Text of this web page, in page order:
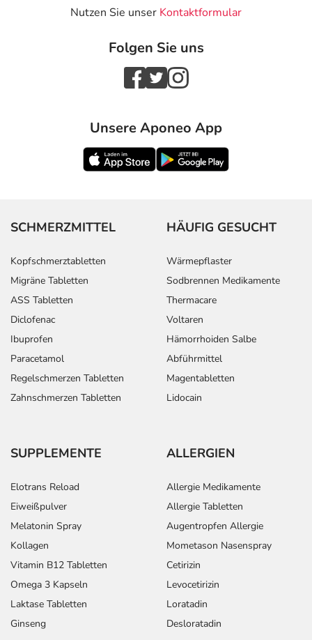
Nutzen Sie unser Kontaktformular
Folgen Sie uns
Unsere Aponeo App
SCHMERZMITTEL
Kopfschmerztabletten
Migräne Tabletten
ASS Tabletten
Diclofenac
Ibuprofen
Paracetamol
Regelschmerzen Tabletten
Zahnschmerzen Tabletten
HÄUFIG GESUCHT
Wärmepflaster
Sodbrennen Medikamente
Thermacare
Voltaren
Hämorrhoiden Salbe
Abführmittel
Magentabletten
Lidocain
SUPPLEMENTE
Elotrans Reload
Eiweißpulver
Melatonin Spray
Kollagen
Vitamin B12 Tabletten
Omega 3 Kapseln
Laktase Tabletten
Ginseng
ALLERGIEN
Allergie Medikamente
Allergie Tabletten
Augentropfen Allergie
Mometason Nasenspray
Cetirizin
Levocetirizin
Loratadin
Desloratadin